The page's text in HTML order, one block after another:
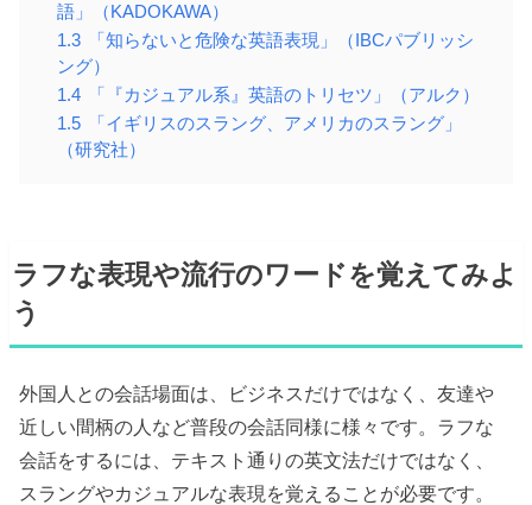
語」（KADOKAWA）
1.3
「知らないと危険な英語表現」（IBCパブリッシ
ング）
1.4
「『カジュアル系』英語のトリセツ」（アルク）
1.5
「イギリスのスラング、アメリカのスラング」
（研究社）
ラフな表現や流行のワードを覚えてみよ
う
外国人との会話場面は、ビジネスだけではなく、友達や
近しい間柄の人など普段の会話同様に様々です。ラフな
会話をするには、テキスト通りの英文法だけではなく、
スラングやカジュアルな表現を覚えることが必要です。